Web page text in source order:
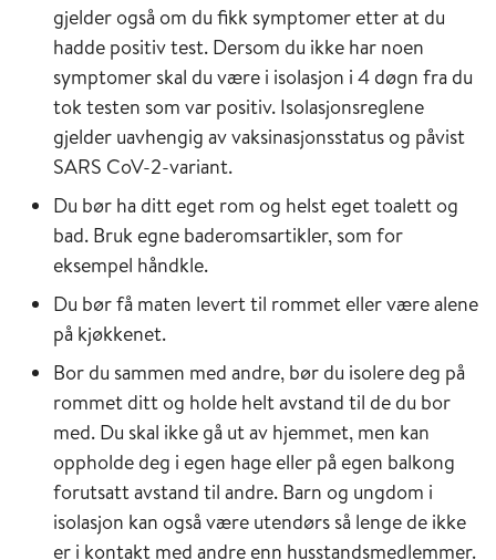
gjelder også om du fikk symptomer etter at du
hadde positiv test. Dersom du ikke har noen
symptomer skal du være i isolasjon i 4 døgn fra du
tok testen som var positiv. Isolasjonsreglene
gjelder uavhengig av vaksinasjonsstatus og påvist
SARS CoV-2-variant.
Du bør ha ditt eget rom og helst eget toalett og
bad. Bruk egne baderomsartikler, som for
eksempel håndkle.
Du bør få maten levert til rommet eller være alene
på kjøkkenet.
Bor du sammen med andre, bør du isolere deg på
rommet ditt og holde helt avstand til de du bor
med. Du skal ikke gå ut av hjemmet, men kan
oppholde deg i egen hage eller på egen balkong
forutsatt avstand til andre. Barn og ungdom i
isolasjon kan også være utendørs så lenge de ikke
er i kontakt med andre enn husstandsmedlemmer.